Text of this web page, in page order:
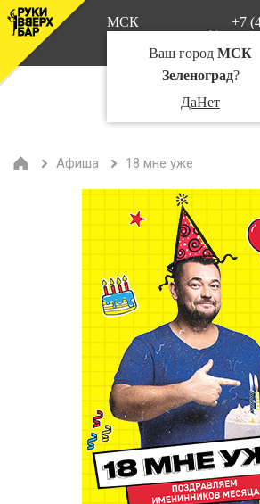
МСК
Ваш город МСК
Зеленоград?
ДаНет
+7
Афиша 18 мне уже